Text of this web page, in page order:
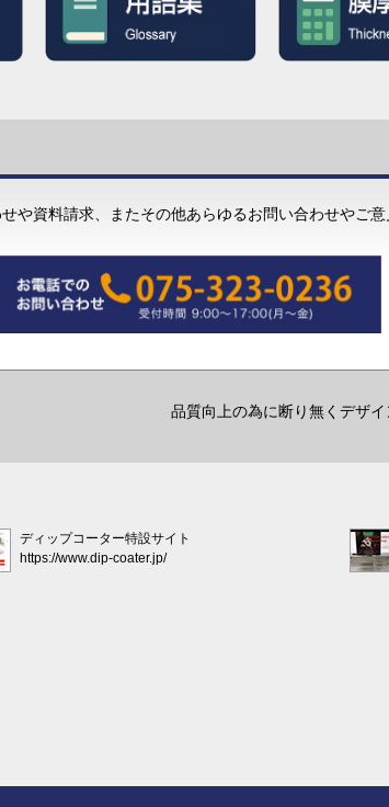
や資料請求、またその他あらゆるお問い合わせやご
品質向上の為に断り無くデザ
ディップコーター特設サイト
https://www.dip-coater.jp/